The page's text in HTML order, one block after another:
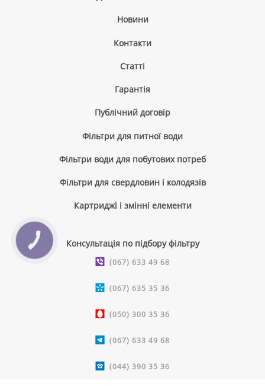
Новини
Контакти
Cтатті
Гарантія
Публічний договір
Фільтри для питної води
Фільтри води для побутових потреб
Фільтри для свердловин і колодязів
Картриджі і змінні елементи
Консультація по підбору фільтру
(067) 633 49 68
(067) 635 35 36
(050) 300 35 36
(067) 633 49 68
(044) 390 35 36
КНОПКА
ЗВ'ЯЗКУ